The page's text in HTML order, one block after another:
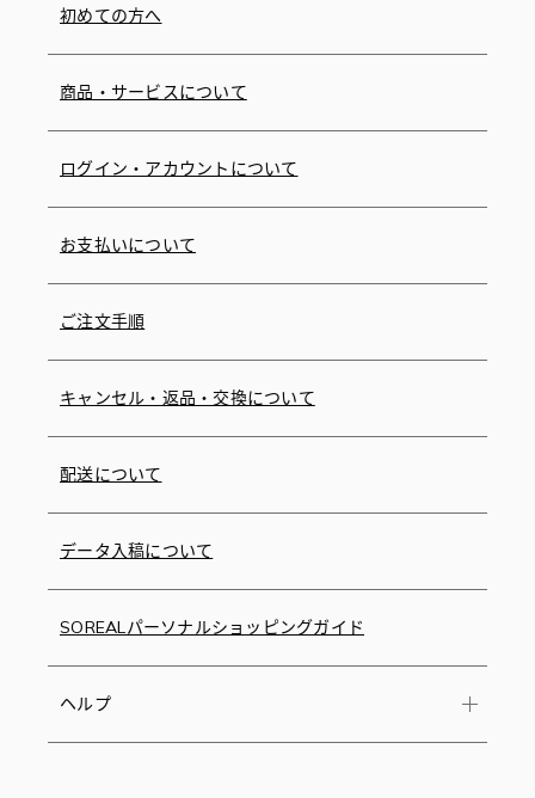
初めての方へ
商品・サービスについて
ログイン・アカウントについて
お支払いについて
ご注文手順
キャンセル・返品・交換について
配送について
データ入稿について
SOREALパーソナルショッピングガイド
ヘルプ